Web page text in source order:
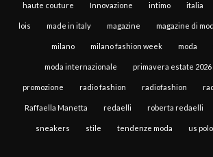
haute couture Innovazione intimo italia
lois made in italy magazine magazine di
milano milano fashion week moda
moda internazionale primavera estate 2026
promozione radio fashion radiofashion
Raffaella Manetta redaelli roberta redaelli
sneakers stile tendenze moda us polo